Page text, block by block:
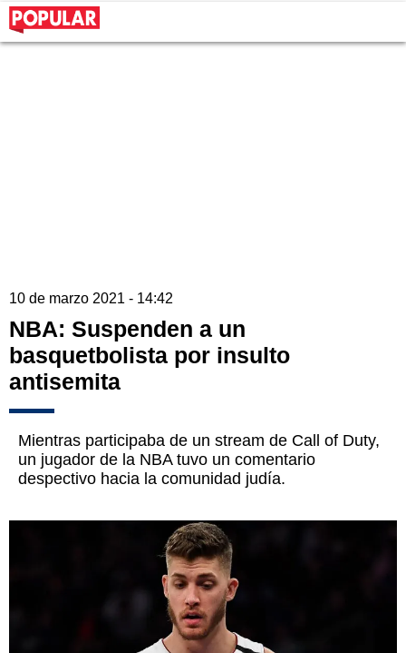
10 de marzo 2021 - 14:42
NBA: Suspenden a un
basquetbolista por insulto
antisemita
Mientras participaba de un stream de Call of Duty,
un jugador de la NBA tuvo un comentario
despectivo hacia la comunidad judía.